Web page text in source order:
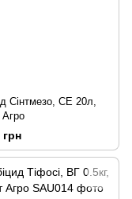
Сінтмезо, СЕ 20л,
грн